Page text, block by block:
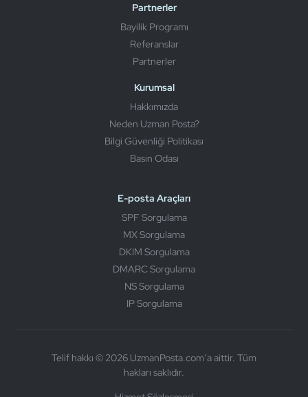
Partnerler
Bayilik Programı
Referanslar
Partnerler
Kurumsal
Hakkımızda
Neden Uzman Posta?
Bilgi Güvenliği Politikası
Basın Odası
E-posta Araçları
SPF Sorgulama
MX Sorgulama
DKIM Sorgulama
DMARC Sorgulama
NS Sorgulama
IP Sorgulama
Telif hakkı © 2026 UzmanPosta.com’a aittir. Tüm
hakları saklıdır.